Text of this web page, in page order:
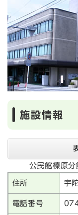
施設情報
公民館榛原
住所 宇
電話番号